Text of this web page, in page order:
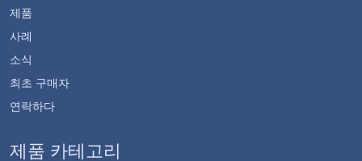
제품
사례
소식
최초 구매자
연락하다
제품 카테고리